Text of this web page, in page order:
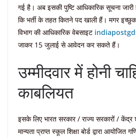
गई है। अब इसकी पुष्टि आधिकारिक सूचना जारी
कि भर्ती के तहत कितने पद खाली हैं। मगर इच्छुक
विभाग की आधिकारिक वेबसाइट
जाकर 15 जुलाई से आवेदन कर सकते हैं।
उम्मीदवार में होनी
काबलियत
इसके लिए भारत सरकार / राज्य सरकारों / केंद्र
मान्यता प्राप्त स्कूल शिक्षा बोर्ड द्वारा आयोजित